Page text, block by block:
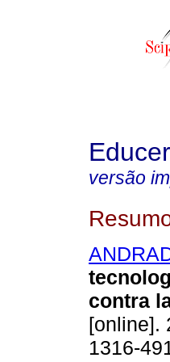
versão
contra
[online].
1316-